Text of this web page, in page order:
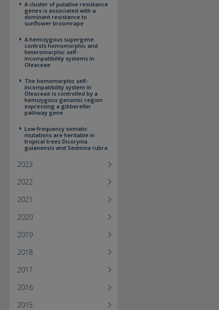
A cluster of putative resistance
genes is associated with a
dominant resistance to
sunflower broomrape
A hemizygous supergene
controls homomorphic and
heteromorphic self-
incompatibility systems in
Oleaceae
The homomorphic self-
incompatibility system in
Oleaceae is controlled by a
hemizygous genomic region
expressing a gibberellin
pathway gene
Low-frequency somatic
mutations are heritable in
tropical trees Dicorynia
guianensis and Sextonia rubra
2023
2022
2021
2020
2019
2018
2017
2016
2015